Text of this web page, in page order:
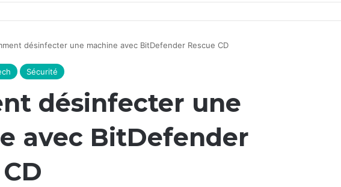
désinfecter une machine avec BitDefender Rescue CD
Sécurité
désinfecter une
avec BitDefender